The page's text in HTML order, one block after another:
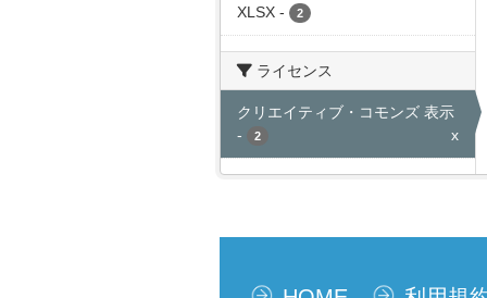
XLSX - 2
ライセンス
クリエイティブ・コモンズ 表示
-
2 x